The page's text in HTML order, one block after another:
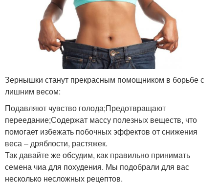
Зернышки станут прекрасным помощником в борьбе с
лишним весом:
Подавляют чувство голода;Предотвращают
переедание;Содержат массу полезных веществ, что
помогает избежать побочных эффектов от снижения
веса – дряблости, растяжек.
Так давайте же обсудим, как правильно принимать
семена чиа для похудения. Мы подобрали для вас
несколько несложных рецептов.